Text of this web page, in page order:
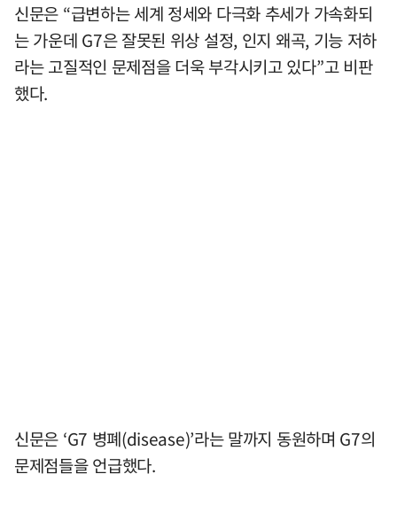
신문은 “급변하는 세계 정세와 다극화 추세가 가속화되
는 가운데 G7은 잘못된 위상 설정, 인지 왜곡, 기능 저하
라는 고질적인 문제점을 더욱 부각시키고 있다”고 비판
했다.
신문은 ‘G7 병폐(disease)’라는 말까지 동원하며 G7의
문제점들을 언급했다.